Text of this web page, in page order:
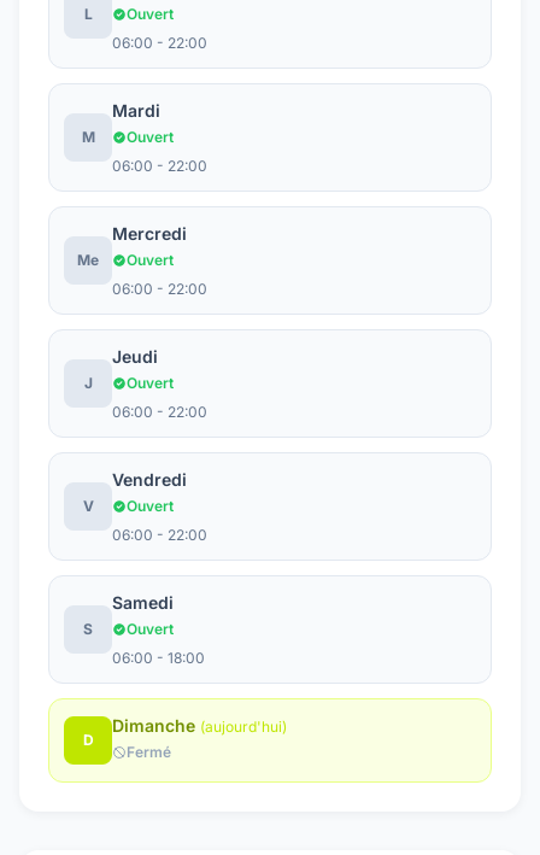
L
Ouvert
06:00 - 22:00
M
Mardi
Ouvert
06:00 - 22:00
Me
Mercredi
Ouvert
06:00 - 22:00
J
Jeudi
Ouvert
06:00 - 22:00
V
Vendredi
Ouvert
06:00 - 22:00
S
Samedi
Ouvert
06:00 - 18:00
D
Dimanche (aujourd'hui)
Fermé